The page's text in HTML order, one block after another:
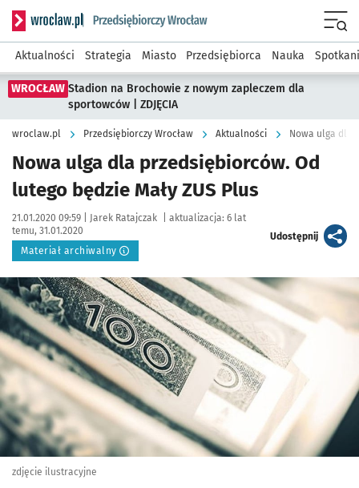
Serwis informacyjny wroclaw.pl podserwis: Strategia
Aktualności Strategia Miasto Przedsiębiorca Nauka
WROCŁAW Stadion na Brochowie z nowym zapleczem dla
sportowców | ZDJĘCIA
wroclaw.pl Przedsiębiorczy Wrocław Aktualności Nowa ulga dla
Nowa ulga dla przedsiębiorców. Od
lutego będzie Mały ZUS Plus
Data publikacji:
21.01.2020 09:59 | Autor:
Jarek Ratajczak aktualizacja: 6 lat
temu, 31.01.2020
Materiał archiwalny
Udostępnijartykuł
Kliknij, aby powiększyć
zdjęcie ilustracyjne